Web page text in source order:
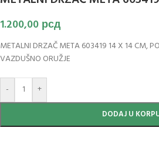
1.200,00 рсд
METALNI DRZAČ META 603419 14 X 14 CM,
VAZDUŠNO ORUŽJE
- +
DODAJ U